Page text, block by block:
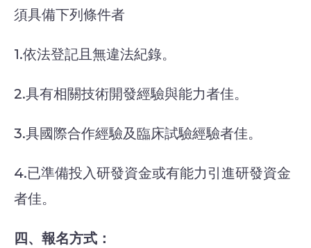
須具備下列條件者
1.依法登記且無違法紀錄。
2.具有相關技術開發經驗與能力者佳。
3.具國際合作經驗及臨床試驗經驗者佳。
4.已準備投入研發資金或有能力引進研發資金
者佳。
四、報名方式：